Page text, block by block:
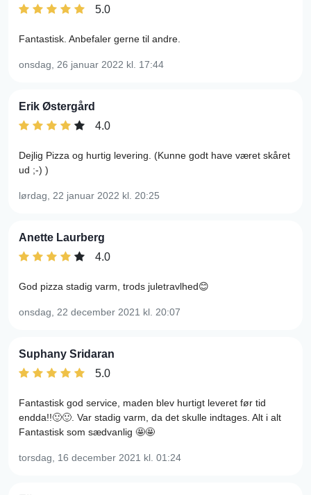
5.0
Fantastisk. Anbefaler gerne til andre.
onsdag, 26 januar 2022 kl. 17:44
Erik Østergård
4.0
Dejlig Pizza og hurtig levering. (Kunne godt have været skåret
ud ;-) )
lørdag, 22 januar 2022 kl. 20:25
Anette Laurberg
4.0
God pizza stadig varm, trods juletravlhed😊
onsdag, 22 december 2021 kl. 20:07
Suphany Sridaran
5.0
Fantastisk god service, maden blev hurtigt leveret før tid
endda!!🙂🙂. Var stadig varm, da det skulle indtages. Alt i alt
Fantastisk som sædvanlig 🤩🤩
torsdag, 16 december 2021 kl. 01:24